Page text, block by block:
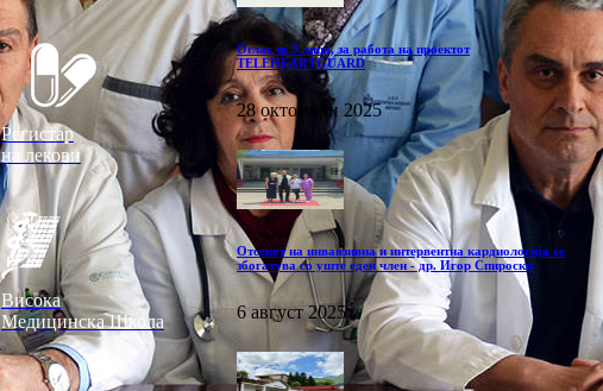
Оглас за 3 лица, за работа на проектот
TELEHEARTGUARD
28 октомври 2025
Отсекот на инванзивна и интервентна кардиологија се
збогатува со уште еден член - др. Игор Спироски
6 август 2025
Регистар
на лекови
Висока
Медицинска Школа